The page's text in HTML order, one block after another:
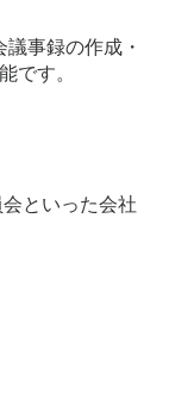
事録の作成・
す。
といった会社